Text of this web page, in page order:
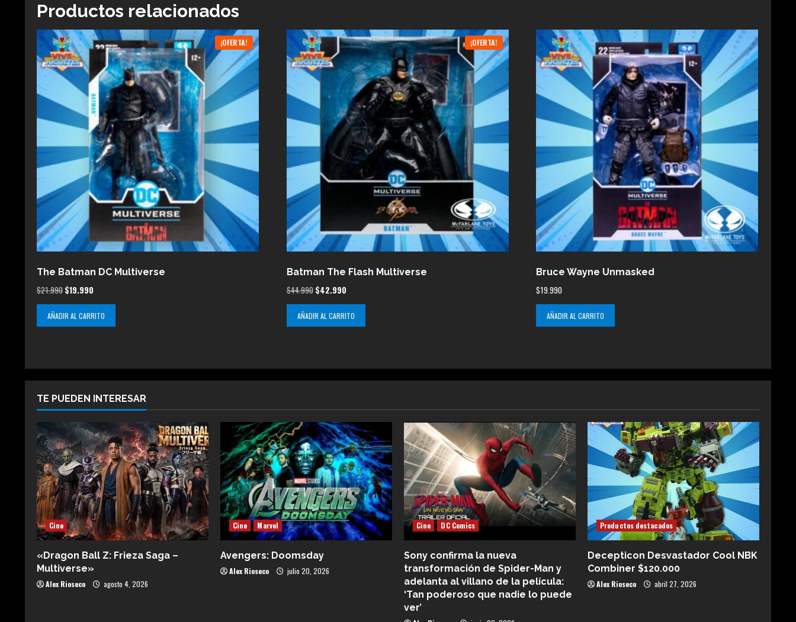
Productos relacionados
¡OFERTA!
The Batman DC Multiverse
$21.990 El
precio
original
era:
$19.990
precio
actual
es:
AÑADIR AL CARRITO
¡OFERTA!
Batman The Flash Multiverse
$44.990 El
precio
original
era:
$42.990El
precio
actual
es:
AÑADIR AL CARRITO
Bruce Wayne Unmasked
$19.990
AÑADIR AL CARRITO
TE PUEDEN INTERESAR
Cine
«Dragon Ball Z: Frieza Saga –
Multiverse»
Alex Rioseco agosto 4, 2026
Cine Marvel
Avengers: Doomsday
Alex Rioseco julio 20, 2026
Cine DC Comics
Sony confirma la nueva
transformación de Spider-Man y
adelanta al villano de la película:
‘Tan poderoso que nadie lo puede
ver’
Productos destacados
Decepticon Desvastador Cool NBK
Combiner $120.000
Alex Rioseco abril 27, 2026